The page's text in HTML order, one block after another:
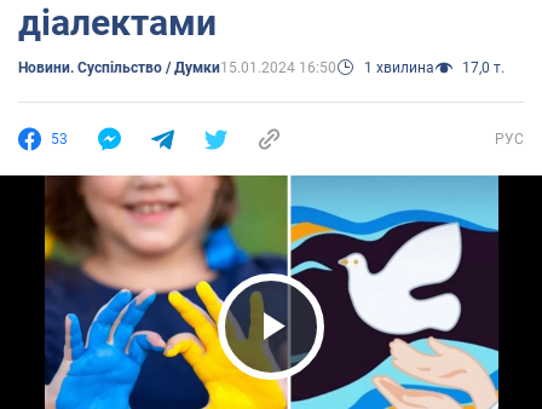
діалектами
Новини. Суспільство / Думки15.01.2024 16:50 1 хвилина 17,0 т.
53 РУС
Play Video